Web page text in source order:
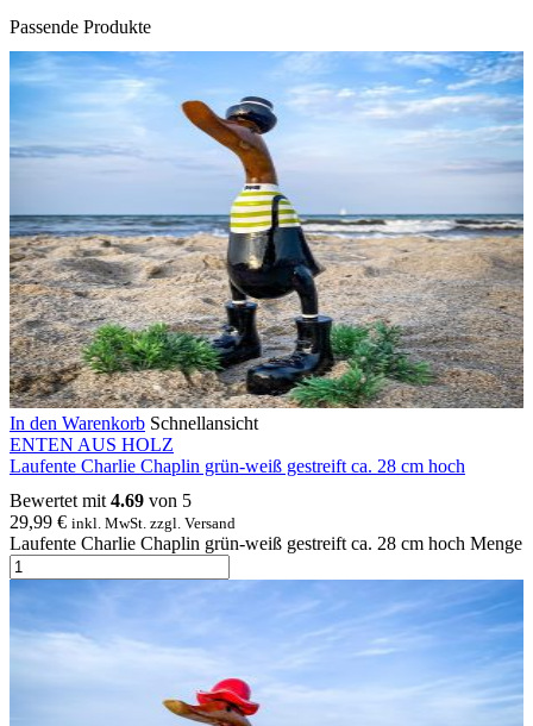
Passende Produkte
In den Warenkorb Schnellansicht
ENTEN AUS HOLZ
Laufente Charlie Chaplin grün-weiß gestreift ca. 28 cm hoch
Bewertet mit 4.69 von 5
29,99 € inkl. MwSt. zzgl. Versand
Laufente Charlie Chaplin grün-weiß gestreift ca. 28 cm hoch Menge